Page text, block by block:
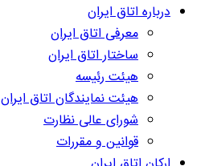
درباره اتاق ایران
معرفی اتاق ایران
ساختار اتاق ایران
هیئت رئیسه
هیئت نمایندگان اتاق ایران
شورای عالی نظارت
قوانین و مقررات